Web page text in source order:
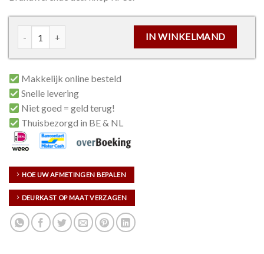
IN WINKELMAND
Makkelijk online besteld
Snelle levering
Niet goed = geld terug!
Thuisbezorgd in BE & NL
HOE UW AFMETINGEN BEPALEN
DEURKAST OP MAAT VERZAGEN